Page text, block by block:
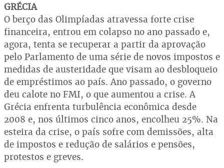
GRÉCIA
O berço das Olimpíadas atravessa forte crise
financeira, entrou em colapso no ano passado e,
agora, tenta se recuperar a partir da aprovação
pelo Parlamento de uma série de novos impostos e
medidas de austeridade que visam ao desbloqueio
de empréstimos ao país. Ano passado, o governo
deu calote no FMI, o que aumentou a crise. A
Grécia enfrenta turbulência econômica desde
2008 e, nos últimos cinco anos, encolheu 25%. Na
esteira da crise, o país sofre com demissões, alta
de impostos e redução de salários e pensões,
protestos e greves.